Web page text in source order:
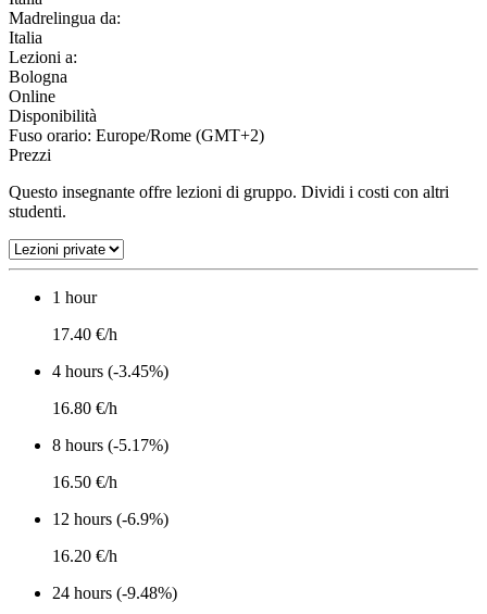
Madrelingua da:
Italia
Lezioni a:
Bologna
Online
Disponibilità
Fuso orario: Europe/Rome (GMT+2)
Prezzi
Questo insegnante offre lezioni di gruppo. Dividi i costi con altri
studenti.
1 hour
17.40 €/h
4 hours (-3.45%)
16.80 €/h
8 hours (-5.17%)
16.50 €/h
12 hours (-6.9%)
16.20 €/h
24 hours (-9.48%)